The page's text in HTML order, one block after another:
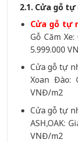
2.1. Cửa gỗ
Cửa gỗ tự
Gỗ Căm
5.999.000
Cửa gỗ tự
Xoan Đào:
VNĐ/m2
Cửa gỗ tự
ASH,OAK:
VNĐ/m2